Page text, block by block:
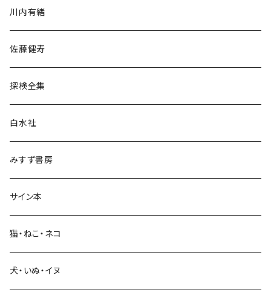
民族・風習
言語・ことば
生活・暮らし
川内有緒
佐藤健寿
探検全集
白水社
みすず書房
サイン本
猫・ねこ・ネコ
犬・いぬ・イヌ